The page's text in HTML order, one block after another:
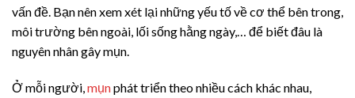
vấn đề. Bạn nên xem xét lại những yếu tố về cơ thể bên trong,
môi trường bên ngoài, lối sống hằng ngày,… để biết đâu là
nguyên nhân gây mụn.
Ở mỗi người, mụnphát triển theo nhiều cách khác nhau,